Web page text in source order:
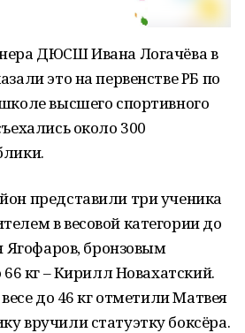
ДЮСШ Ивана Логачёва в
это на первенстве РБ по
высшего спортивного
около 300
представили три ученика
в весовой категории до
Ягофаров, бронзовым
кг – Кирилл Новахатский.
до 46 кг отметили Матвея
вручили статуэтку боксёра.